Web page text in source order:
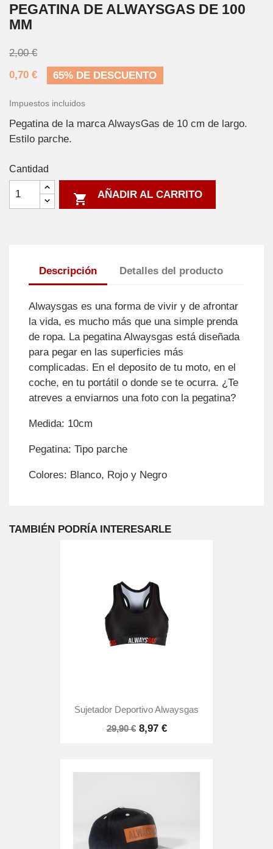
PEGATINA DE ALWAYSGAS DE 100
MM
2,00 €
0,70 €
65% DE DESCUENTO
Impuestos incluidos
Pegatina de la marca AlwaysGas de 10 cm de largo.
Estilo parche.
Cantidad
 AÑADIR AL CARRITO
Descripción Detalles del producto
Alwaysgas es una forma de vivir y de afrontar
la vida, es mucho más que una simple prenda
de ropa. La pegatina Alwaysgas está diseñada
para pegar en las superficies más
complicadas. En el deposito de tu moto, en el
coche, en tu portátil o donde se te ocurra. ¿Te
atreves a enviarnos una foto con la pegatina?
Medida: 10cm
Pegatina: Tipo parche
Colores: Blanco, Rojo y Negro
TAMBIÉN PODRÍA INTERESARLE
Sujetador Deportivo Alwaysgas
29,90 € 8,97 €